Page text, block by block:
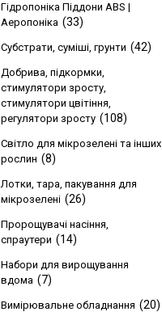
Гідропоніка Піддони ABS |
Аеропоніка
33
Субстрати, суміші, грунти 42
Добрива, підкормки,
стимулятори зросту,
стимулятори цвітіння,
регулятори зросту
108
Світло для мікрозелені та інших
рослин
8
Лотки, тара, пакування для
мікрозелені
26
Пророщувачі насіння,
спраутери
14
Набори для вирощування
вдома
7
Вимірювальне обладнання 20